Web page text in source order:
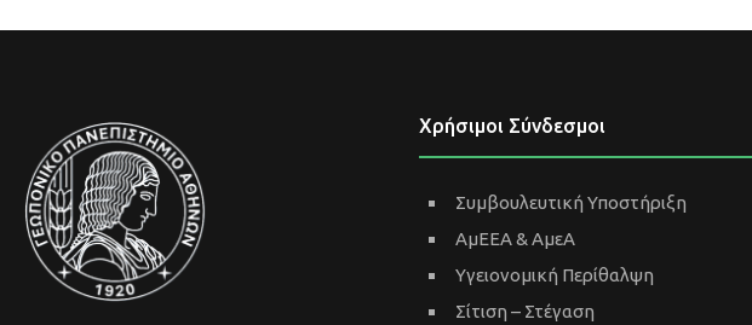
Χρήσιμοι Σύνδεσμοι
Συμβουλευτική Υποστήριξη
ΑμΕΕΑ & ΑμεΑ
Υγειονομική Περίθαλψη
Σίτιση – Στέγαση